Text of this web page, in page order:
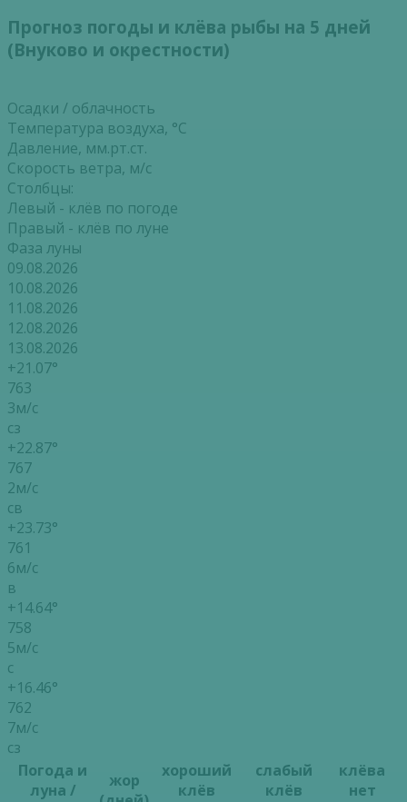
Прогноз погоды и клёва рыбы на 5 дней
(Внуково и окрестности)
Осадки / облачность
Температура воздуха, °С
Давление, мм.рт.ст.
Скорость ветра, м/с
Столбцы:
Левый - клёв по погоде
Правый - клёв по луне
Фаза луны
09.08.2026
10.08.2026
11.08.2026
12.08.2026
13.08.2026
+21.07°
763
3м/с
сз
+22.87°
767
2м/с
св
+23.73°
761
6м/с
в
+14.64°
758
5м/с
с
+16.46°
762
7м/с
сз
Погода и
луна /
жор
хороший
клёв
слабый
клёв
клёва
нет